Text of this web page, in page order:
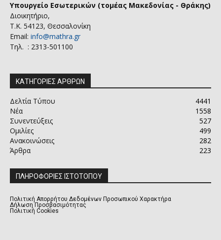
Υπουργείο Εσωτερικών (τομέας Μακεδονίας - Θράκης)
Διοικητήριο,
Τ.Κ. 54123, Θεσσαλονίκη
Email: info@mathra.gr
Τηλ. : 2313-501100
ΚΑΤΗΓΟΡΙΕΣ ΑΡΘΡΩΝ
Δελτία Τύπου
4441
Νέα
1558
Συνεντεύξεις
527
Ομιλίες
499
Ανακοινώσεις
282
Άρθρα
223
ΠΛΗΡΟΦΟΡΙΕΣ ΙΣΤΟΤΟΠΟΥ
Πολιτική Απορρήτου Δεδομένων Προσωπικού Χαρακτήρα
Δήλωση Προσβασιμότητας
Πολιτική Cookies